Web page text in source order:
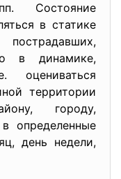
Состояние
в статике
в динамике,
оцениваться
территории
городу,
определенные
день недели,